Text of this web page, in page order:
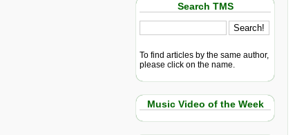
Search TMS
To find articles by the same author,
please click on the name.
Music Video of the Week